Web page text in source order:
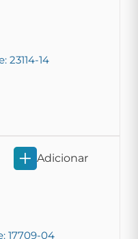
23114-14
17709-04
Adicionar